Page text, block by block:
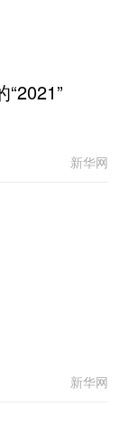
新华网
新华网